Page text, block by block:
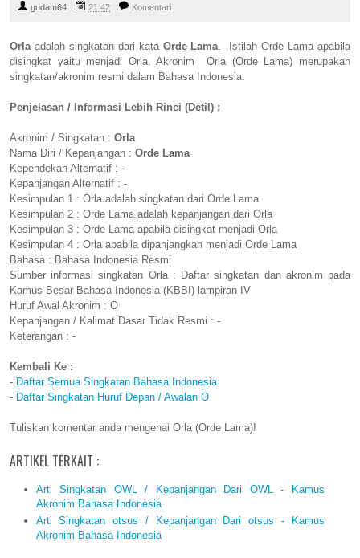
godam64 21:42 Komentari
Orlaadalah singkatan dari kata Orde Lama. Istilah Orde Lama apabila
disingkat yaitu menjadi Orla. Akronim Orla (Orde Lama) merupakan
singkatan/akronim resmi dalam Bahasa Indonesia.
Penjelasan / Informasi Lebih Rinci (Detil) :
Akronim / Singkatan : Orla
Nama Diri / Kepanjangan : Orde Lama
Kependekan Alternatif : -
Kepanjangan Alternatif : -
Kesimpulan 1 : Orla adalah singkatan dari Orde Lama
Kesimpulan 2 : Orde Lama adalah kepanjangan dari Orla
Kesimpulan 3 : Orde Lama apabila disingkat menjadi Orla
Kesimpulan 4 : Orla apabila dipanjangkan menjadi Orde Lama
Bahasa : Bahasa Indonesia Resmi
Sumber informasi singkatan Orla : Daftar singkatan dan akronim pada
Kamus Besar Bahasa Indonesia (KBBI) lampiran IV
Huruf Awal Akronim : O
Kepanjangan / Kalimat Dasar Tidak Resmi : -
Keterangan : -
Kembali Ke :
- Daftar Semua Singkatan Bahasa Indonesia
- Daftar Singkatan Huruf Depan / Awalan O
Tuliskan komentar anda mengenai Orla (Orde Lama)!
ARTIKEL TERKAIT :
Arti Singkatan OWL / Kepanjangan Dari OWL - Kamus
Akronim Bahasa Indonesia
Arti Singkatan otsus / Kepanjangan Dari otsus - Kamus
Akronim Bahasa Indonesia